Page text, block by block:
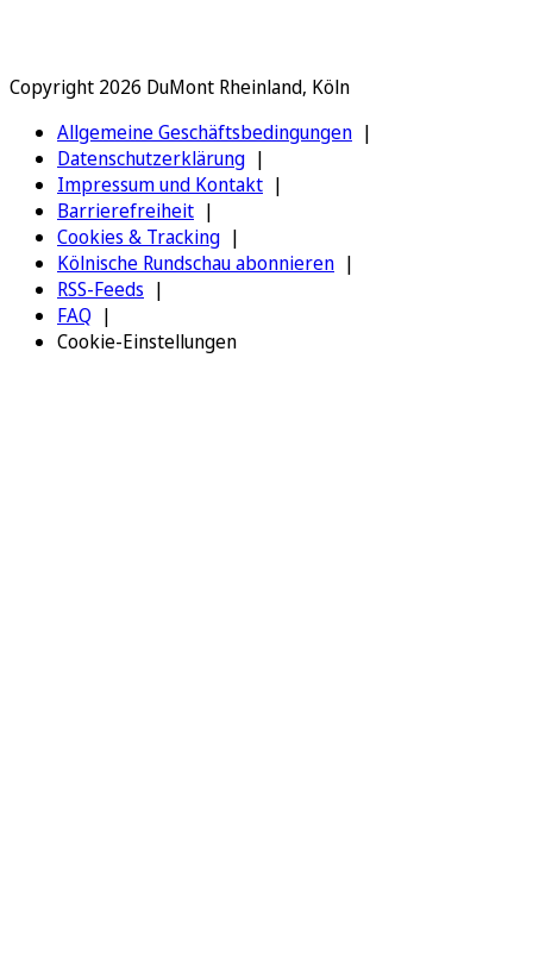
Copyright 2026 DuMont Rheinland, Köln
Allgemeine Geschäftsbedingungen
Datenschutzerklärung
Impressum und Kontakt
Barrierefreiheit
Cookies & Tracking
Kölnische Rundschau abonnieren
RSS-Feeds
FAQ
Cookie-Einstellungen